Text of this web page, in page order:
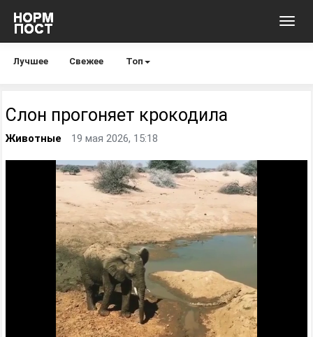
Лучшее Свежее Топ
Слон прогоняет крокодила
Животные 19 мая 2026, 15:18